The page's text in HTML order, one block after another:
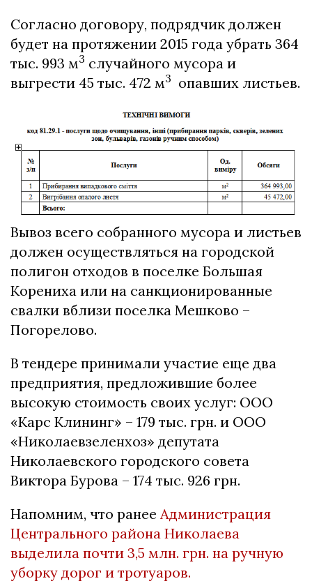
Согласно договору, подрядчик должен
будет на протяжении 2015 года убрать 364
тыс. 993 м3 случайного мусора и
выгрести 45 тыс. 472 м3 опавших листьев.
Вывоз всего собранного мусора и листьев
должен осуществляться на городской
полигон отходов в поселке Большая
Корениха или на санкционированные
свалки вблизи поселка Мешково –
Погорелово.
В тендере принимали участие еще два
предприятия, предложившие более
высокую стоимость своих услуг: ООО
«Карс Клининг» – 179 тыс. грн. и ООО
«Николаевзеленхоз» депутата
Николаевского городского совета
Виктора Бурова – 174 тыс. 926 грн.
Напомним, что ранее Администрация
Центрального района Николаева
выделила почти 3,5 млн. грн. на ручную
уборку дорог и тротуаров.